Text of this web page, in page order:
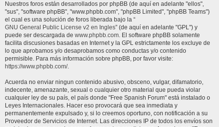
Nuestros foros están desarrollados por phpBB (de aquí en adelante "ellos",
"sus", "software phpBB", "www.phpbb.com", "phpBB Limited", "phpBB Teams")
el cual es una solución de foros liberada bajo la “
GNU General Public License v2 en Ingles” (de aquí en adelante "GPL") y
puede ser descargada de www.phpbb.com. El software phpBB solamente
facilita discusiones basadas en Internet y la GPL estrictamente los excluye de
lo que aprobamos y/o desaprobamos como conductas y/o contenido
permisible. Para más información sobre phpBB, por favor visite:
https://www.phpbb.com/.
Acuerda no enviar ningun contenido abusivo, obsceno, vulgar, difamatorio,
indecente, amenazante, sexual o cualquier otro material que pueda violar
cualquier ley de su país, el país donde "Free Spanish Forum" está instalado o
Leyes Internacionales. Hacer eso provocará que sea inmediata y
permanentemente expulsado y, si lo creemos oportuno, con notificación a su
Proveedor de Servicios de Internet. Las direcciones IP de todos los envíos son